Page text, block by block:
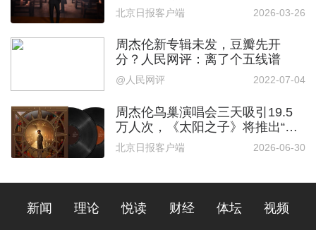
平淡引热议
北京日报客户端 2026-03-26
周杰伦新专辑未发，豆瓣先开
分？人民网评：离了个五线谱
@人民网评 2022-07-04
周杰伦鸟巢演唱会三天吸引19.5
万人次，《太阳之子》将推出“珍
藏双黑胶”
北京日报客户端 2026-06-30
新闻 理论 悦读 财经 体坛 视频